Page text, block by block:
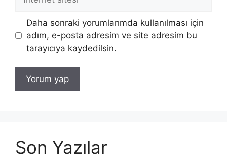
sitesi
Daha sonraki yorumlarımda kullanılması için
adım, e-posta adresim ve site adresim bu
tarayıcıya kaydedilsin.
Son Yazılar